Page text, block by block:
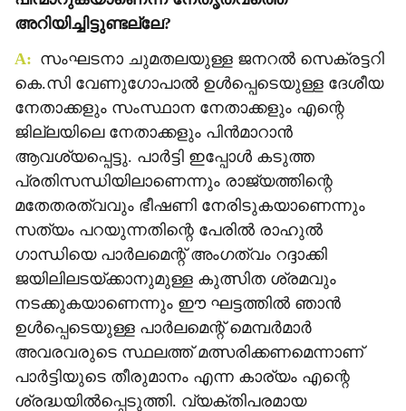
അറിയിച്ചിട്ടുണ്ടല്ലേ?
A: സംഘടനാ ചുമതലയുള്ള ജനറല്‍ സെക്രട്ടറി
കെ.സി വേണുഗോപാല്‍ ഉള്‍പ്പെടെയുള്ള ദേശീയ
നേതാക്കളും സംസ്ഥാന നേതാക്കളും എന്റെ
ജില്ലയിലെ നേതാക്കളും പിന്‍മാറാന്‍
ആവശ്യപ്പെട്ടു. പാര്‍ട്ടി ഇപ്പോള്‍ കടുത്ത
പ്രതിസന്ധിയിലാണെന്നും രാജ്യത്തിന്റെ
മതേതരത്വവും ഭീഷണി നേരിടുകയാണെന്നും
സത്യം പറയുന്നതിന്റെ പേരില്‍ രാഹുല്‍
ഗാന്ധിയെ പാര്‍ലമെന്റ് അംഗത്വം റദ്ദാക്കി
ജയിലിലടയ്ക്കാനുമുള്ള കുത്സിത ശ്രമവും
നടക്കുകയാണെന്നും ഈ ഘട്ടത്തില്‍ ഞാന്‍
ഉള്‍പ്പെടെയുള്ള പാര്‍ലമെന്റ് മെമ്പര്‍മാര്‍
അവരവരുടെ സ്ഥലത്ത് മത്സരിക്കണമെന്നാണ്
പാര്‍ട്ടിയുടെ തീരുമാനം എന്ന കാര്യം എന്റെ
ശ്രദ്ധയില്‍പ്പെടുത്തി. വ്യക്തിപരമായ